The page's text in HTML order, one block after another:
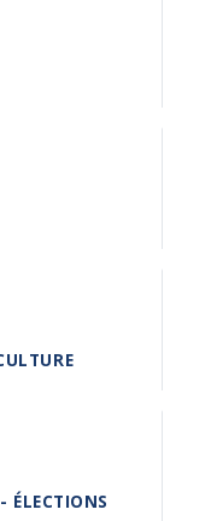
ÉLECTIONS